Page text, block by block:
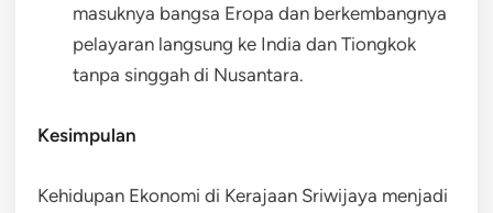
masuknya bangsa Eropa dan berkembangnya
pelayaran langsung ke India dan Tiongkok
tanpa singgah di Nusantara.
Kesimpulan
Kehidupan Ekonomi di Kerajaan Sriwijaya menjadi